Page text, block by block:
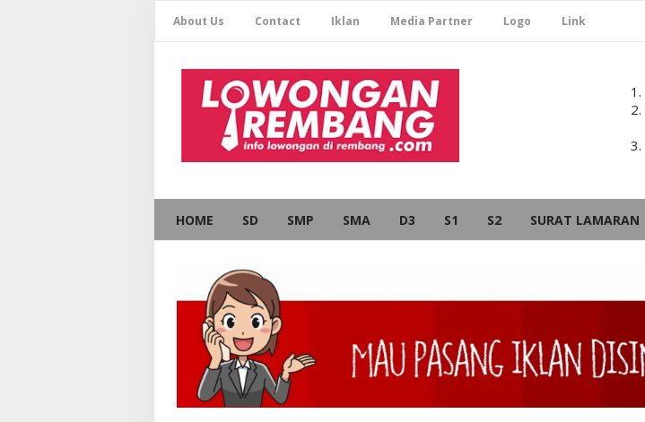
About Us Contact Iklan Media Partner Logo Link
HOME SD SMP SMA D3 S1 S2 SURAT LAMARAN